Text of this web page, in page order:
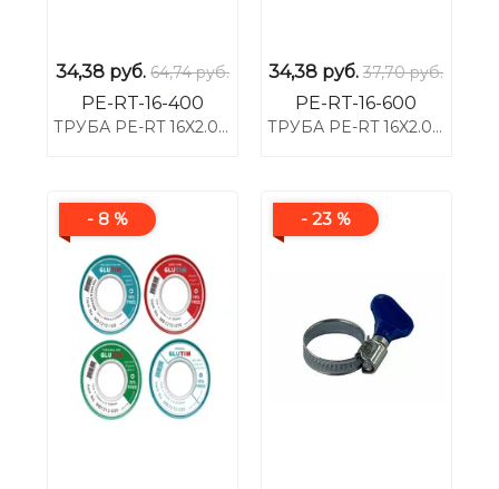
34,38 руб. 64,74 руб.
PE-RT-16-400
ТРУБА PE-RT 16X2.0 (400М) VALFEX КРАСНЫЙ
34,38 руб. 37,70 руб.
PE-RT-16-600
ТРУБА PE-RT 16X2.0 (600М) VALFEX КРАСНЫЙ
- 8 % - 23 %